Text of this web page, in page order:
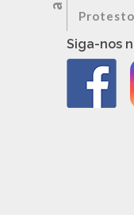
Protesto
Siga-nos